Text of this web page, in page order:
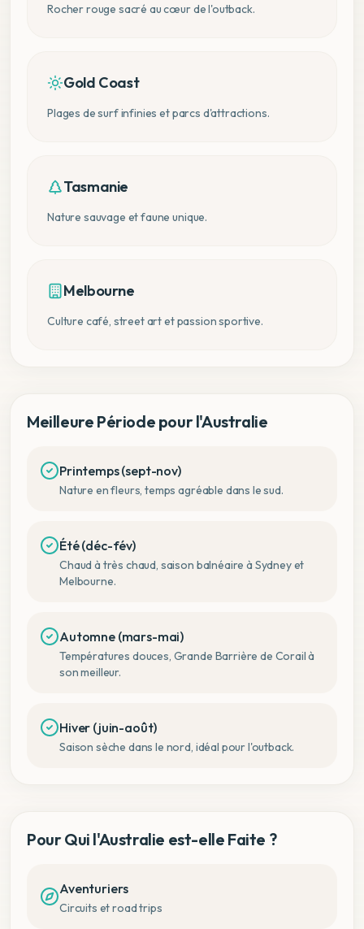
Rocher rouge sacré au cœur de l'outback.
Gold Coast
Plages de surf infinies et parcs d'attractions.
Tasmanie
Nature sauvage et faune unique.
Melbourne
Culture café, street art et passion sportive.
Meilleure Période pour l'Australie
Printemps (sept-nov)
Nature en fleurs, temps agréable dans le sud.
Été (déc-fév)
Chaud à très chaud, saison balnéaire à Sydney et
Melbourne.
Automne (mars-mai)
Températures douces, Grande Barrière de Corail à
son meilleur.
Hiver (juin-août)
Saison sèche dans le nord, idéal pour l'outback.
Pour Qui l'Australie est-elle Faite ?
Aventuriers
Circuits et road trips